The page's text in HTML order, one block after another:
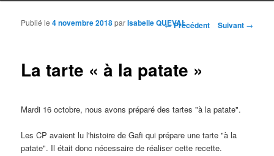
Navigation des articles
←Précédent Suivant →
La tarte « à la patate »
Publié le4 novembre 2018parIsabelle QUEVAL
Mardi 16 octobre, nous avons préparé des tartes "à la patate".
Les CP avaient lu l'histoire de Gafi qui prépare une tarte "à la
patate". Il était donc nécessaire de réaliser cette recette.